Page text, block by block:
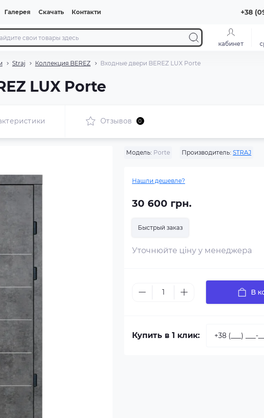
Галерея Скачать Контакти +38
кабинет
Straj Коллекция BEREZ Входные двери BEREZ LUX Porte
LUX Porte
Отзывов 0
Модель: Porte Производитель: STRAJ
Нашли дешевле?
30 600 грн.
Быстрый заказ
Уточнюйте ціну у менеджера
В
Купить в 1 клик: